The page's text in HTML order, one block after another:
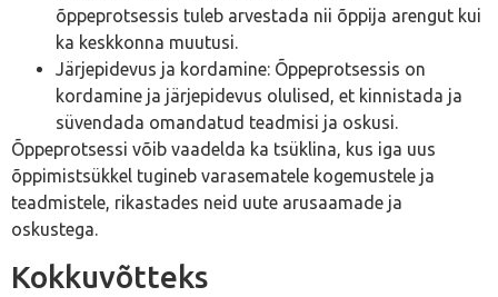
õppeprotsessis tuleb arvestada nii õppija arengut kui
ka keskkonna muutusi.
Järjepidevus ja kordamine: Õppeprotsessis on
kordamine ja järjepidevus olulised, et kinnistada ja
süvendada omandatud teadmisi ja oskusi.
Õppeprotsessi võib vaadelda ka tsüklina, kus iga uus
õppimistsükkel tugineb varasematele kogemustele ja
teadmistele, rikastades neid uute arusaamade ja
oskustega.
Kokkuvõtteks